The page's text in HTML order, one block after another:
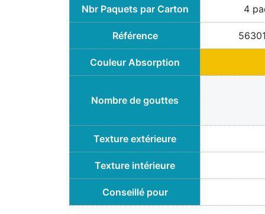
Nbr Paquets par Carton 4
Référence
Couleur Absorption
Nombre de gouttes
Texture extérieure
Texture intérieure
Conseillé pour